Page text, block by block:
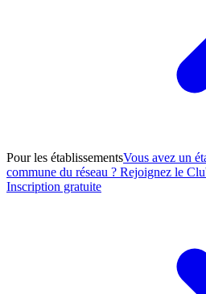
Pour les établissementsVous avez un
commune du réseau ? Rejoignez le
Inscription gratuite